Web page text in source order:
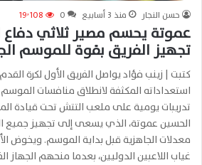
حسن النجار منذ 3 أسابيع 0 19٬108
عموتة يحسم مصير ثلاثي دفاع
تجهيز الفريق بقوة للموسم
كتبت | زينب فؤاد يواصل الفريق الأول لكرة
استعداداته المكثفة لانطلاق منافسات
تدريبات يومية على ملعب التتش تحت قيادة
الحسين عموتة، الذي يسعى إلى تجهيز جميع
معدلات الجاهزية قبل بداية الموسم. ويخوض
غياب اللاعبين الدوليين، بعدما منحهم